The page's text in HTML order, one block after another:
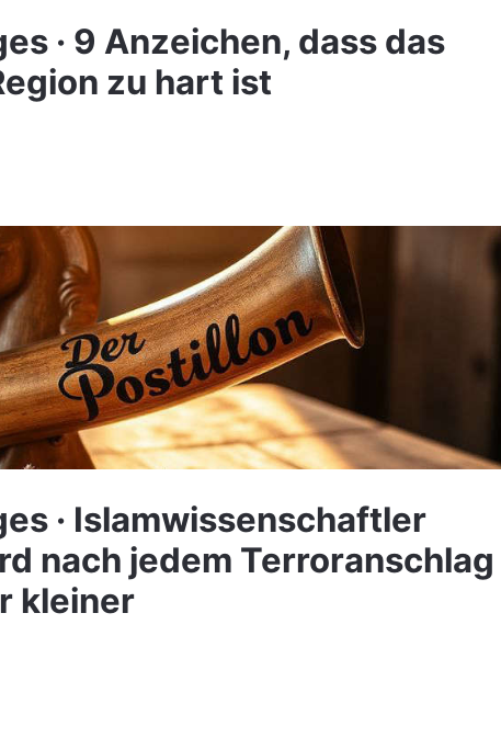
· 9 Anzeichen, dass das
zu hart ist
· Islamwissenschaftler
nach jedem Terroranschlag
kleiner